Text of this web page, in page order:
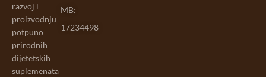
razvoj i
proizvodnju
potpuno
prirodnih
dijetetskih
suplemenata
MB:
17234498